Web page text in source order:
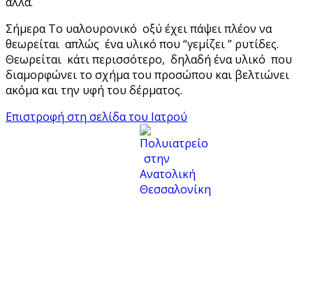
Σήμερα Το υαλουρονικό οξύ έχει πάψει πλέον να
θεωρείται απλώς ένα υλικό που “γεμίζει ” ρυτίδες.
Θεωρείται κάτι περισσότερο, δηλαδή ένα υλικό που
διαμορφώνει το σχήμα του προσώπου και βελτιώνει
ακόμα και την υφή του δέρματος.
Επιστροφή στη σελίδα του Ιατρού